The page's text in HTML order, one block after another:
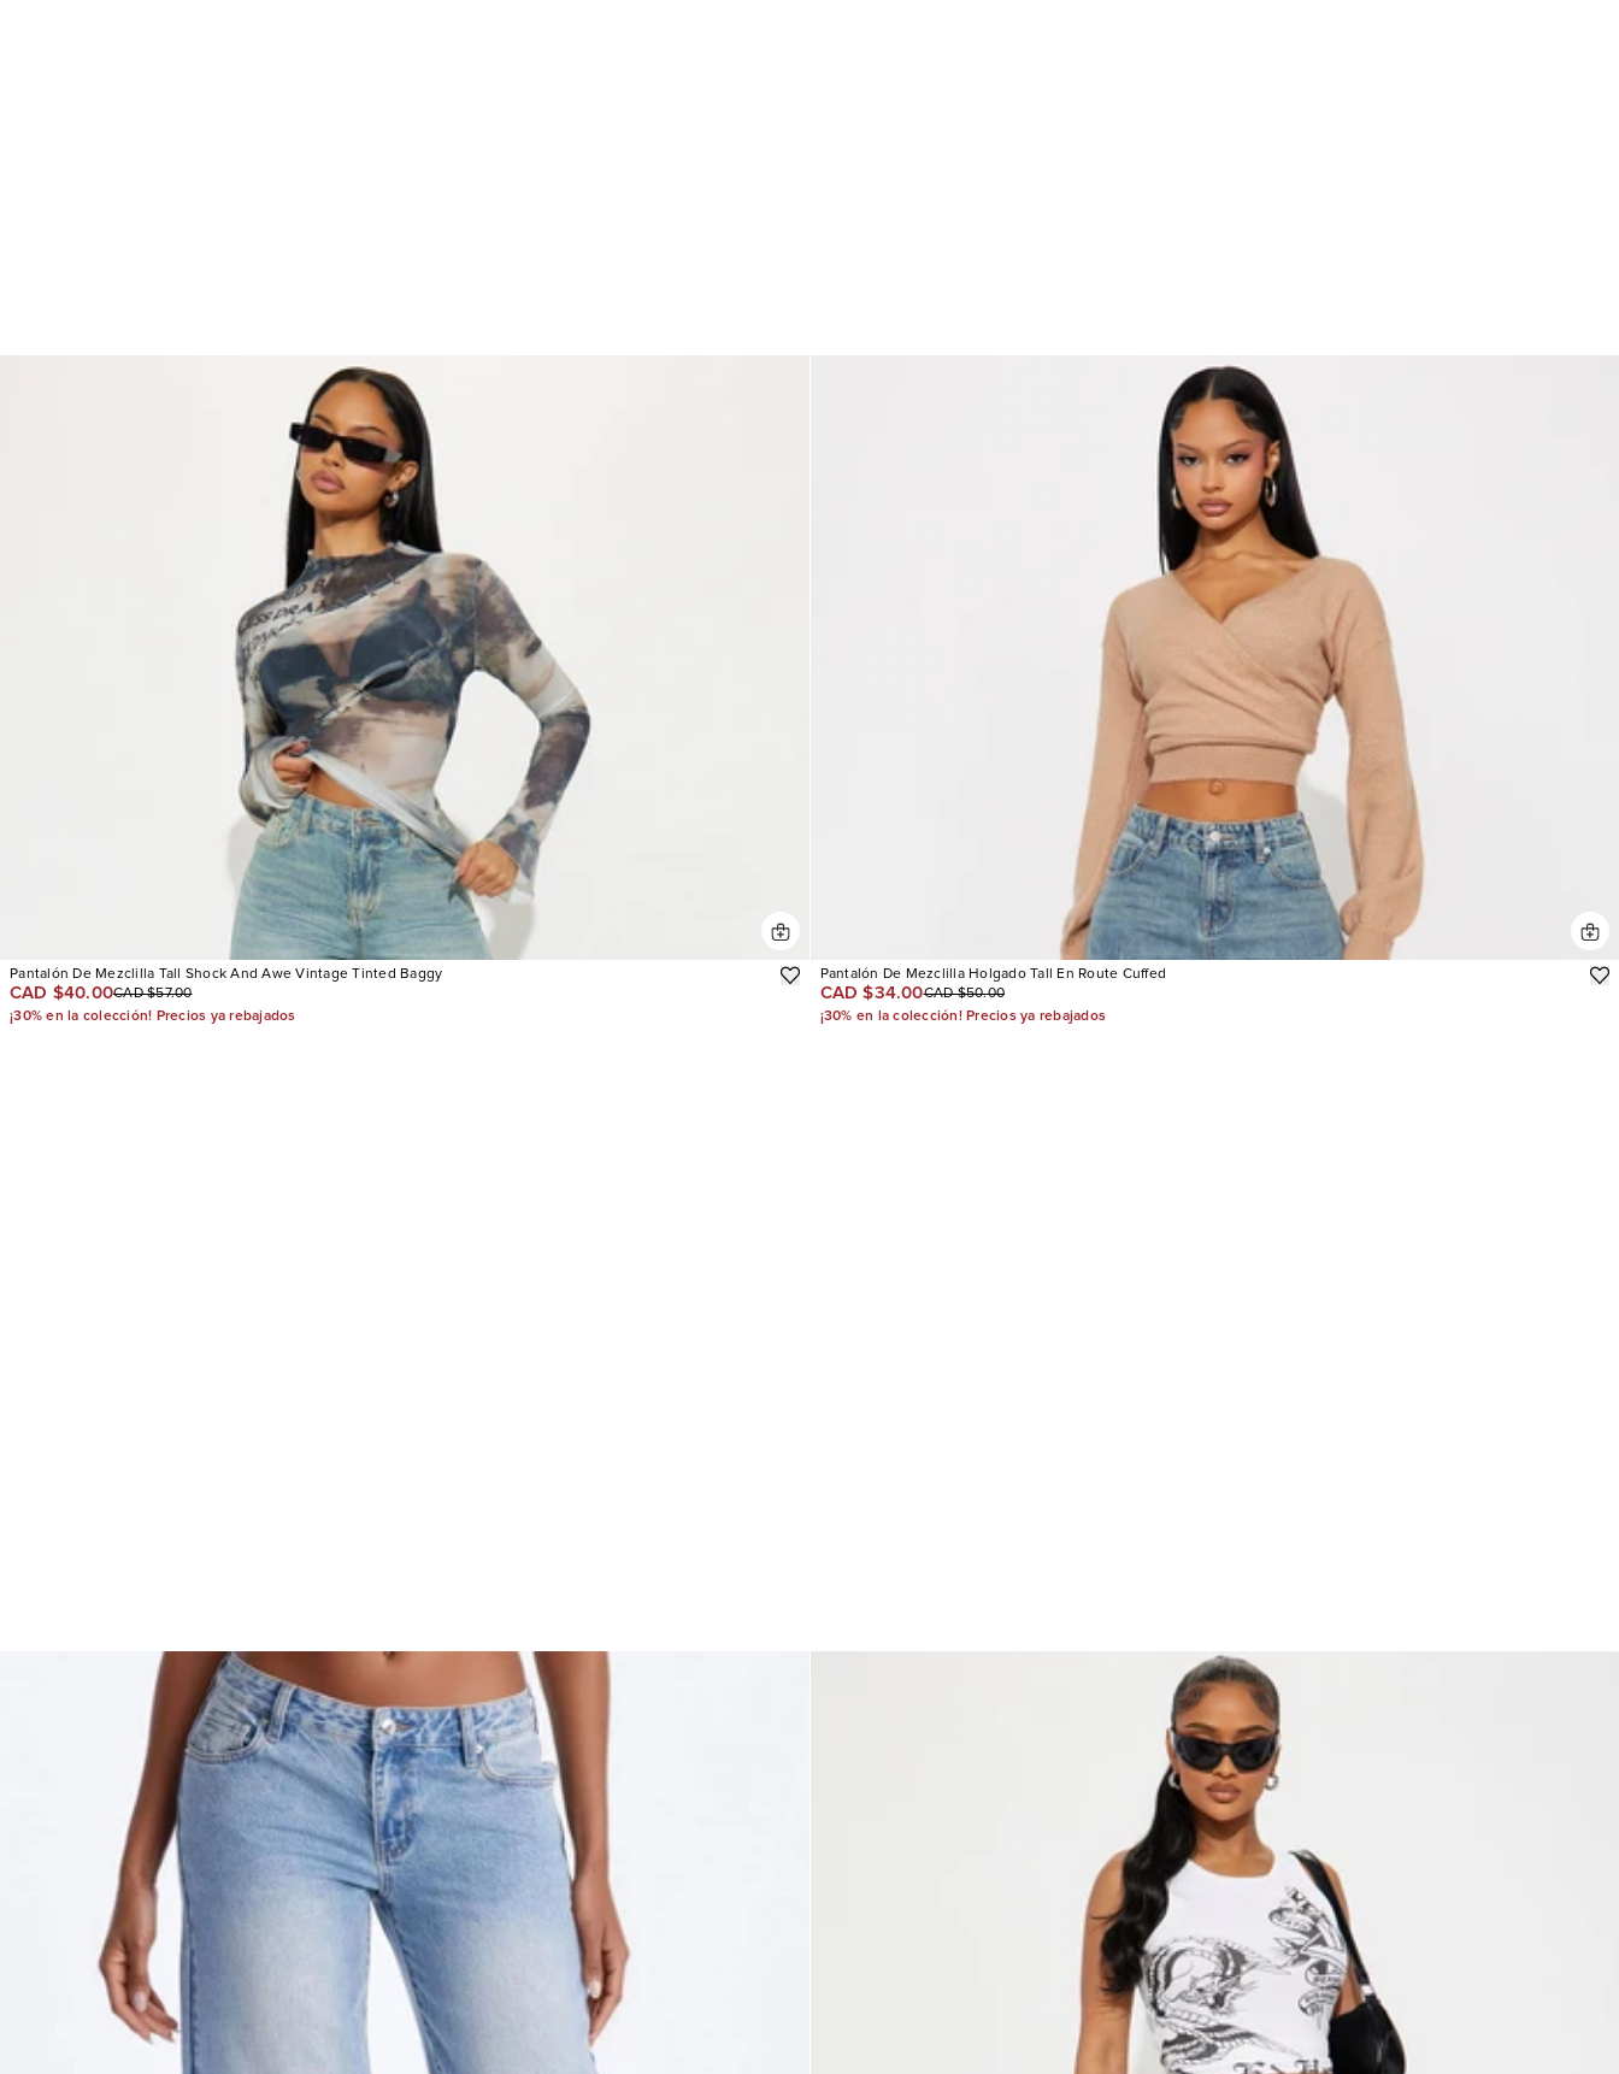
Pantalón De Mezclilla Tall Shock And Awe Vintage Tinted Baggy
CAD $40.00CAD $57.00
¡30% en la colección! Precios ya rebajados
Pantalón De Mezclilla Holgado Tall En Route Cuffed
CAD $34.00CAD $50.00
¡30% en la colección! Precios ya rebajados